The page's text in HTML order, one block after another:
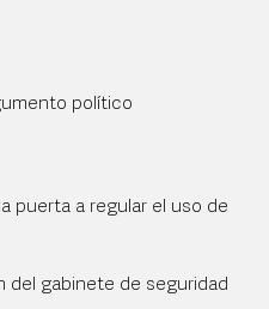
político
puerta a regular el uso de
del gabinete de seguridad